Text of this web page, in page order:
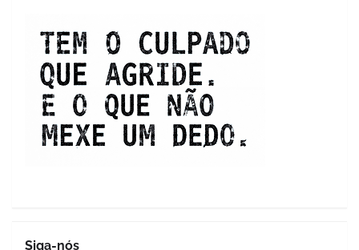
Siga-nós